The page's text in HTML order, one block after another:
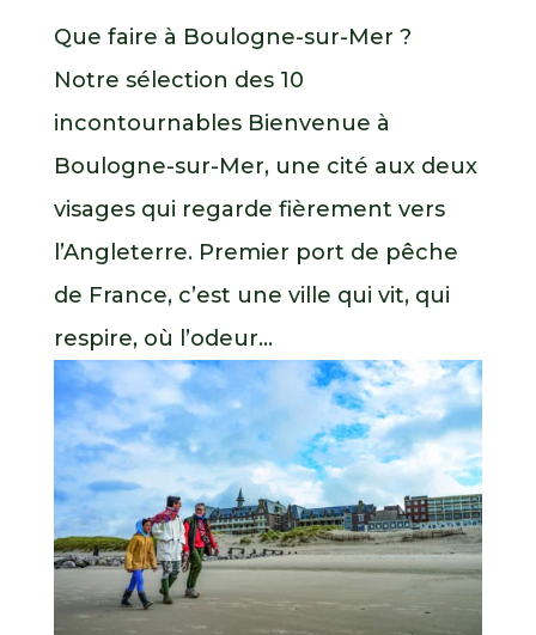
Que faire à Boulogne-sur-Mer ?
Notre sélection des 10
incontournables Bienvenue à
Boulogne-sur-Mer, une cité aux deux
visages qui regarde fièrement vers
l’Angleterre. Premier port de pêche
de France, c’est une ville qui vit, qui
respire, où l’odeur...